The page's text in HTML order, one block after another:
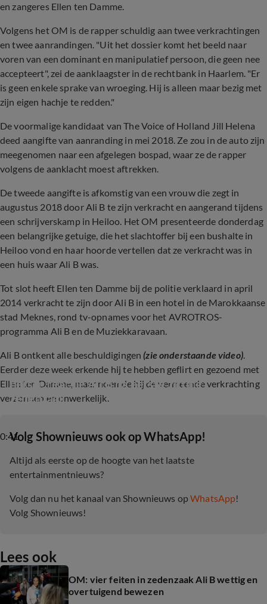
en zangeres Ellen ten Damme.
Volgens het OM is de rapper schuldig aan twee verkrachtingen
en twee aanrandingen. "Uit het dossier komt het beeld naar
voren van een dominant en manipulatief persoon, die geen nee
accepteert", zei de aanklaagster in de rechtbank in Haarlem. "Er
is geen enkele sprake van wroeging. Hij is alleen maar bezig met
zijn eigen hachje te redden."
De voormalige kandidaat van The Voice of Holland Jill Helena
deed aangifte van aanranding in mei 2018. Ze zou in de auto zijn
meegenomen naar een afgelegen bospad, waar ze de rapper
volgens de aanklacht moest aftrekken.
De tweede aangifte is afkomstig van een vrouw die zegt in
augustus 2018 door Ali B te zijn verkracht en aangerand tijdens
een schrijverskamp in Heiloo. Het OM presenteerde donderdag
een belangrijke getuige, die het slachtoffer bij een bushalte in
Heiloo vond en haar hoorde vertellen dat ze verkracht was in
een huis waar Ali B was.
Tot slot heeft Ellen ten Damme bij de politie verklaard in april
2014 verkracht te zijn door Ali B in een hotel in de Marokkaanse
stad Meknes, rond tv-opnames voor het AVROTROS-
programma Ali B en de Muziekkaravaan.
Ali B ontkent alle beschuldigingen(zie onderstaande video).
Eerder deze week erkende hij te hebben geflirt en gezoend met
Ellen ten Damme, maar noemde hij de vermeende verkrachting
verzonnen en onwerkelijk.
0:41
Eerste reactie Ali B na eerste zitting
zedenzaak
‎Volg Shownieuws ook op WhatsApp!
Altijd als eerste op de hoogte van het laatste
entertainmentnieuws?
Volg dan nu het kanaal van Shownieuws opWhatsApp!
Volg Shownieuws!
Lees ook
OM: vier feiten in zedenzaak Ali B wettig en
overtuigend bewezen